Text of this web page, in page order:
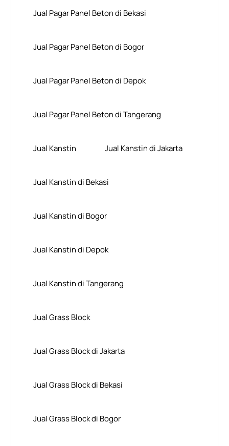
Jual Pagar Panel Beton di Bekasi
Jual Pagar Panel Beton di Bogor
Jual Pagar Panel Beton di Depok
Jual Pagar Panel Beton di Tangerang
Jual Kanstin Jual Kanstin di Jakarta
Jual Kanstin di Bekasi
Jual Kanstin di Bogor
Jual Kanstin di Depok
Jual Kanstin di Tangerang
Jual Grass Block
Jual Grass Block di Jakarta
Jual Grass Block di Bekasi
Jual Grass Block di Bogor